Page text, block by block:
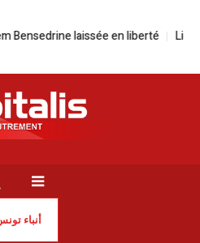
laissée en liberté Ligne TGM
أنباء